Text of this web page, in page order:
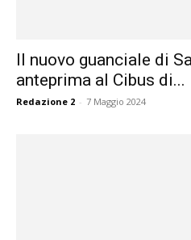
Il nuovo guanciale di
anteprima al Cibus di...
Redazione 2 - 7 Maggio 2024